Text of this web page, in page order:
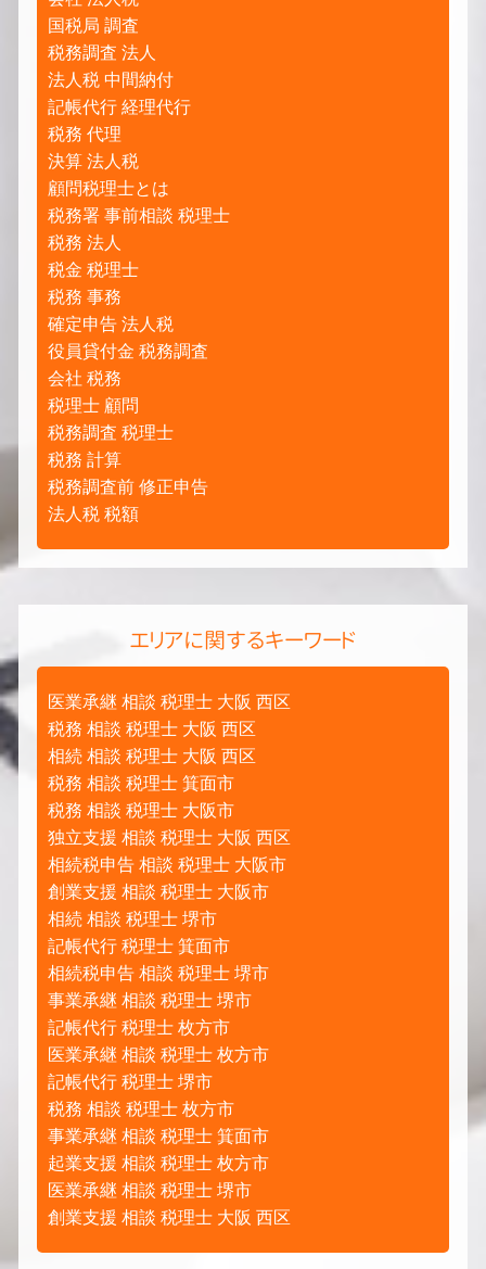
国税局 調査
税務調査 法人
法人税 中間納付
記帳代行 経理代行
税務 代理
決算 法人税
顧問税理士とは
税務署 事前相談 税理士
税務 法人
税金 税理士
税務 事務
確定申告 法人税
役員貸付金 税務調査
会社 税務
税理士 顧問
税務調査 税理士
税務 計算
税務調査前 修正申告
法人税 税額
エリアに関するキーワード
医業承継 相談 税理士 大阪 西区
税務 相談 税理士 大阪 西区
相続 相談 税理士 大阪 西区
税務 相談 税理士 箕面市
税務 相談 税理士 大阪市
独立支援 相談 税理士 大阪 西区
相続税申告 相談 税理士 大阪市
創業支援 相談 税理士 大阪市
相続 相談 税理士 堺市
記帳代行 税理士 箕面市
相続税申告 相談 税理士 堺市
事業承継 相談 税理士 堺市
記帳代行 税理士 枚方市
医業承継 相談 税理士 枚方市
記帳代行 税理士 堺市
税務 相談 税理士 枚方市
事業承継 相談 税理士 箕面市
起業支援 相談 税理士 枚方市
医業承継 相談 税理士 堺市
創業支援 相談 税理士 大阪 西区